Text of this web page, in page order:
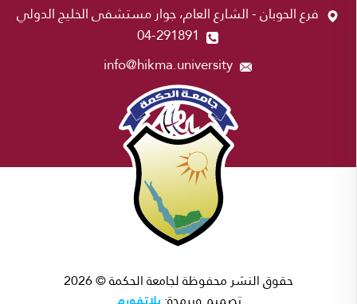
فرع الحوبان - الشارع العام، جوار مستشفى الخليج الدولي
04-291891
info@hikma.university
حقوق النشر محفوظة لجامعة الحكمة © 2026